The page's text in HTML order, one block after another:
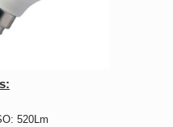
520Lm